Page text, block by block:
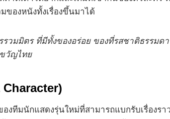
ของหนังทั้งเรื่องขึ้นมาได้
รวมมิตร ที่มีทั้งของอร่อย ของที่รสชาติธรร
วัญไทย
งทีมนักแสดงรุ่นใหม่ที่สามารถแบกรับเรื่องร